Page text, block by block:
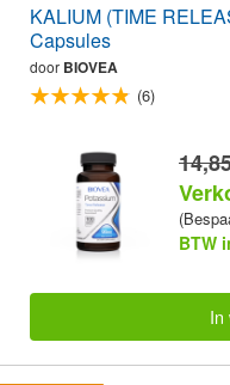
KALIUM (TIME
Capsules
door BIOVEA
(6)
BTW
In